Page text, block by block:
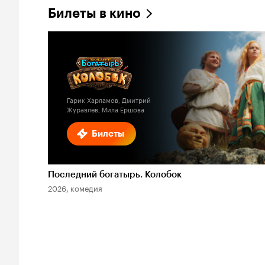
Билеты в кино
Билеты
Гарик Харламов, Дмитрий
Журавлев, Мила Ершова
Последний богатырь. Колобок
2026, комедия